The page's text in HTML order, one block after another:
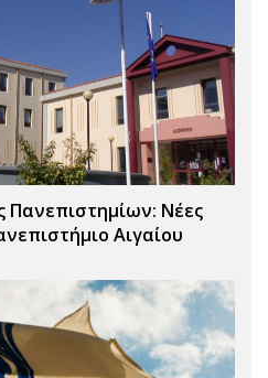
Πανεπιστημίων: Νέες
Αιγαίου